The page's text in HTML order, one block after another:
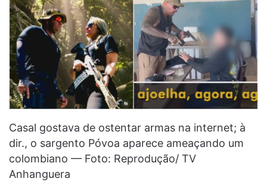
Casal gostava de ostentar armas na internet; à
dir., o sargento Póvoa aparece ameaçando um
colombiano — Foto: Reprodução/ TV
Anhanguera